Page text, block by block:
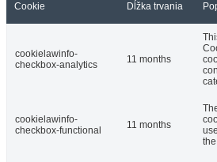
Cookie Dĺžka trvania
cookielawinfo-
checkbox-analytics
11 months
cookielawinfo-
checkbox-functional
11 months